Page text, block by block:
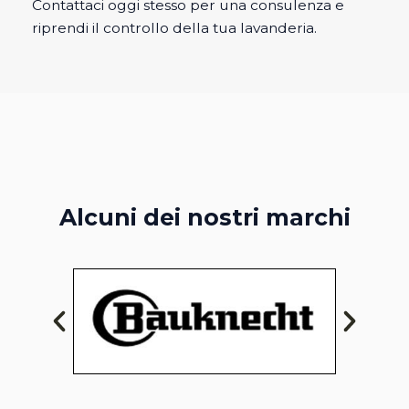
Contattaci oggi stesso per una consulenza e
riprendi il controllo della tua lavanderia.
Alcuni dei nostri marchi